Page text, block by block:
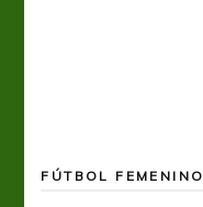
FÚTBOL FEMENINO